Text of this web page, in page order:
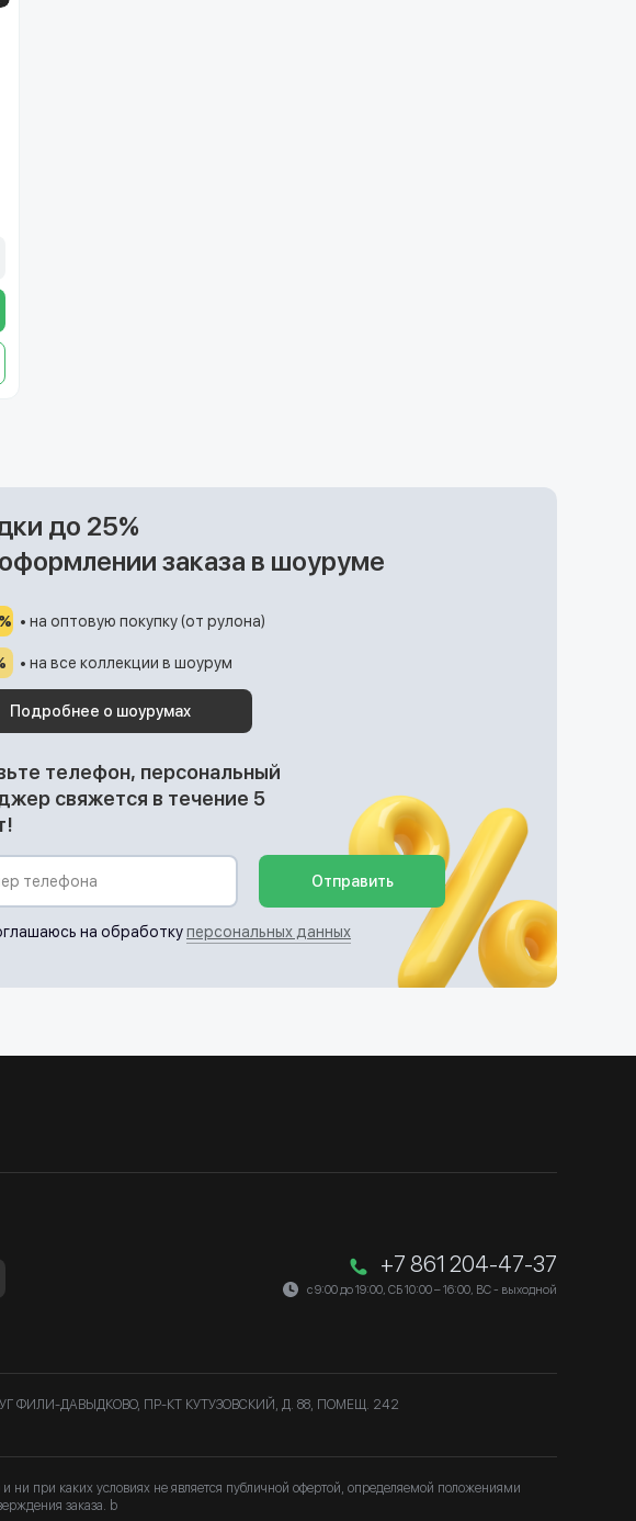
до 25%
заказа в шоуруме
• на оптовую покупку (от рулона)
• на все коллекции в шоурум
Подробнее о шоурумах
телефон, персональный
свяжется в течение 5
Отправить
на обработкуперсональных данных
+7 861 204-47-37
с 9:00 до 19:00, СБ 10:00 – 16:00, ВС - выходной
ФИЛИ-ДАВЫДКОВО, ПР-КТ КУТУЗОВСКИЙ, Д. 88, ПОМЕЩ. 242
при каких условиях не является публичной офертой, определяемой положениями
заказа. b